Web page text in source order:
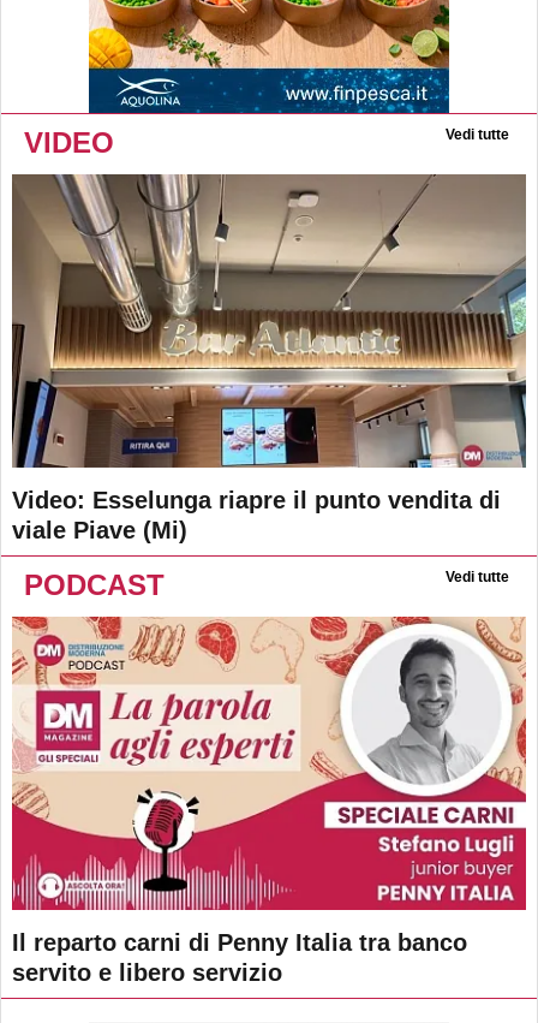
VIDEO Vedi tutte
Video: Esselunga riapre il punto vendita di
viale Piave (Mi)
PODCAST Vedi tutte
Il reparto carni di Penny Italia tra banco
servito e libero servizio